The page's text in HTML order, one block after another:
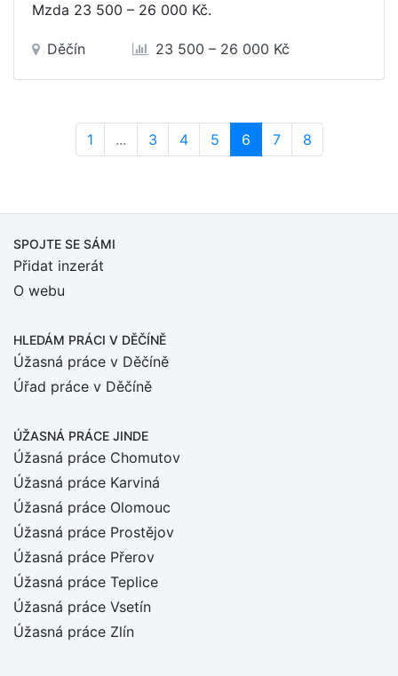
Mzda 23 500 – 26 000 Kč.
Děčín 23 500 – 26 000 Kč
1 ... 3 4 5 6(current)
7 8
SPOJTE SE SÁMI
Přidat inzerát
O webu
HLEDÁM PRÁCI V DĚČÍNĚ
Úžasná práce v Děčíně
Úřad práce v Děčíně
ÚŽASNÁ PRÁCE JINDE
Úžasná práce Chomutov
Úžasná práce Karviná
Úžasná práce Olomouc
Úžasná práce Prostějov
Úžasná práce Přerov
Úžasná práce Teplice
Úžasná práce Vsetín
Úžasná práce Zlín